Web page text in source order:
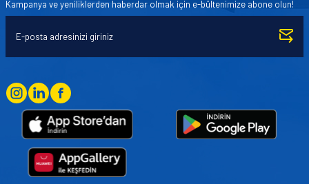
Kampanya ve yeniliklerden haberdar olmak için e-bültenimize abone olun!